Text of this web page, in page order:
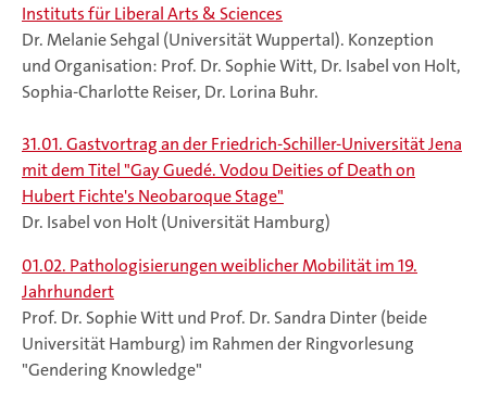
Instituts für Liberal Arts & Sciences
Dr. Melanie Sehgal (Universität Wuppertal). Konzeption
und Organisation: Prof. Dr. Sophie Witt, Dr. Isabel von Holt,
Sophia-Charlotte Reiser, Dr. Lorina Buhr.
31.01. Gastvortrag an der Friedrich-Schiller-Universität Jena
mit dem Titel "Gay Guedé. Vodou Deities of Death on
Hubert Fichte's Neobaroque Stage"
Dr. Isabel von Holt (Universität Hamburg)
01.02. Pathologisierungen weiblicher Mobilität im 19.
Jahrhundert
Prof. Dr. Sophie Witt und Prof. Dr. Sandra Dinter (beide
Universität Hamburg) im Rahmen der Ringvorlesung
"Gendering Knowledge"